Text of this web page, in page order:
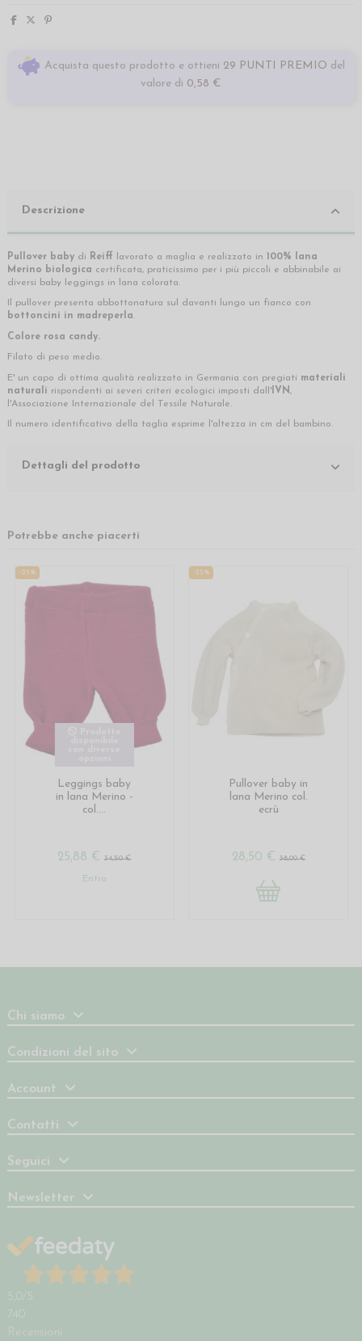
Acquista questo prodotto e ottieni 29 PUNTI PREMIO del
valore di 0,58 €
Descrizione
Pullover baby di Reiff lavorato a maglia e realizzato in 100% lana
Merino
biologica certificata, praticissimo per i più piccoli e abbinabile ai
diversi baby leggings in lana colorata.
Il pullover presenta abbottonatura sul davanti lungo un fianco con
bottoncini in madreperla.
Colore rosa candy.
Filato di peso medio.
E' un capo di ottima qualità realizzato in Germania con pregiati materiali
naturali rispondenti ai severi criteri ecologici imposti dall' IVN,
l'Associazione Internazionale del Tessile Naturale.
Il numero identificativo della taglia esprime l'altezza in cm del bambino.
Dettagli del prodotto
Potrebbe anche piacerti
-25%
Leggings baby
in lana Merino -
col....
25,88 €34,50 €
Entra
-25%
Pullover baby in
lana Merino col.
ecrù
28,50 € 38,00 €
Chi siamo
Condizioni del sito
Account
Contatti
Seguici
Newsletter
5,0 /5
740
Recensioni